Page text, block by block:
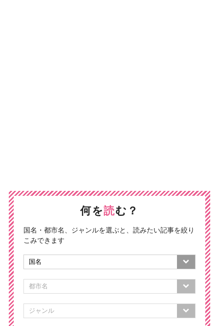
何を読む？
国名・都市名、ジャンルを選ぶと、読みたい記事を絞り
こみできます